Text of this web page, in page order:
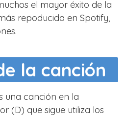
el mayor éxito de la
repoducida en Spotify,
la canción
una canción en la
(D) que sigue utiliza los